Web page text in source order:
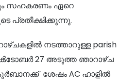
സഹകരണം ഏറെ
പ്രതീക്ഷിക്കുന്നു.
നടത്താറുള്ള parish
ഒൿടോബർ 27 അടുത്ത ഞാറാഴ്ച
ശേഷം AC ഹാളിൽ